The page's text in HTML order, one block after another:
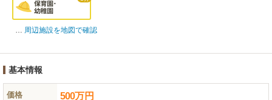
周辺施設を地図で確認
基本情報
価格 500万円